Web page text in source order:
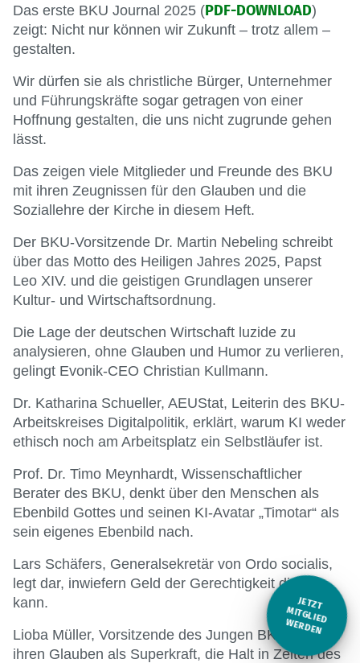
JETZT
M
ITGLIED W
ERDEN
Das erste BKU Journal 2025 (PDF-DOWNLOAD)
zeigt: Nicht nur können wir Zukunft – trotz allem –
gestalten.
Wir dürfen sie als christliche Bürger, Unternehmer
und Führungskräfte sogar getragen von einer
Hoffnung gestalten, die uns nicht zugrunde gehen
lässt.
Das zeigen viele Mitglieder und Freunde des BKU
mit ihren Zeugnissen für den Glauben und die
Soziallehre der Kirche in diesem Heft.
Der BKU-Vorsitzende Dr. Martin Nebeling schreibt
über das Motto des Heiligen Jahres 2025, Papst
Leo XIV. und die geistigen Grundlagen unserer
Kultur- und Wirtschaftsordnung.
Die Lage der deutschen Wirtschaft luzide zu
analysieren, ohne Glauben und Humor zu verlieren,
gelingt Evonik-CEO Christian Kullmann.
Dr. Katharina Schueller, AEUStat, Leiterin des BKU-
Arbeitskreises Digitalpolitik, erklärt, warum KI weder
ethisch noch am Arbeitsplatz ein Selbstläufer ist.
Prof. Dr. Timo Meynhardt, Wissenschaftlicher
Berater des BKU, denkt über den Menschen als
Ebenbild Gottes und seinen KI-Avatar „Timotar“ als
sein eigenes Ebenbild nach.
Lars Schäfers, Generalsekretär von Ordo socialis,
legt dar, inwiefern Geld der Gerechtigkeit dienen
kann.
Lioba Müller, Vorsitzende des Jungen BKU, sieht
ihren Glauben als Superkraft, die Halt in Zeiten des